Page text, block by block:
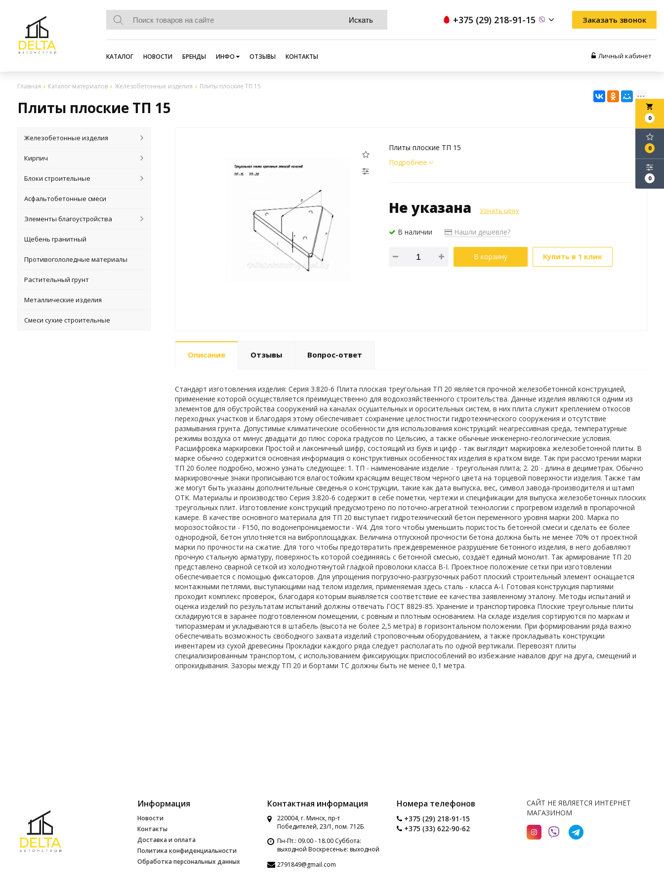
+375 (29) 218-91-15 Заказать звонок
КАТАЛОГ НОВОСТИ БРЕНДЫ ИНФО ОТЗЫВЫ КОНТАКТЫ Личный кабинет
Главная Каталог материалов Железобетонные изделия Плиты плоские ТП 15
Плиты плоские ТП 15 local_grocery_store
0
0
0
Железобетонные изделия
Кирпич
Блоки строительные
Асфальтобетонные смеси
Элементы благоустройства
Щебень гранитный
Противогололедные материалы
Растительный грунт
Металлические изделия
Смеси сухие строительные
Плиты плоские ТП 15
Подробнее
Не указана Узнать цену
В наличии Нашли дешевле?
В корзину Купить в 1 клик
Описание Отзывы Вопрос-ответ
Стандарт изготовления изделия: Серия 3.820-6 Плита плоская треугольная ТП 20 является прочной железобетонной конструкцией,
применение которой осуществляется преимущественно для водохозяйственного строительства. Данные изделия являются одним из
элементов для обустройства сооружений на каналах осушительных и оросительных систем, в них плита служит креплением откосов
переходных участков и благодаря этому обеспечивает сохранение целостности гидротехнического сооружения и отсутствие
размывания грунта. Допустимые климатические особенности для использования конструкций: неагрессивная среда, температурные
режимы воздуха от минус двадцати до плюс сорока градусов по Цельсию, а также обычные инженерно-геологические условия.
Расшифровка маркировки Простой и лаконичный шифр, состоящий из букв и цифр - так выглядит маркировка железобетонной плиты. В
марке обычно содержится основная информация о конструктивных особенностях изделия в кратком виде. Так при рассмотрении марки
ТП 20 более подробно, можно узнать следующее: 1. ТП - наименование изделие - треугольная плита; 2. 20 - длина в дециметрах. Обычно
маркировочные знаки прописываются влагостойким красящим веществом черного цвета на торцевой поверхности изделия. Также там
же могут быть указаны дополнительные сведенья о конструкции, такие как дата выпуска, вес, символ завода-производителя и штамп
ОТК. Материалы и производство Серия 3.820-6 содержит в себе пометки, чертежи и спецификации для выпуска железобетонных плоских
треугольных плит. Изготовление конструкций предусмотрено по поточно-агрегатной технологии с прогревом изделий в пропарочной
камере. В качестве основного материала для ТП 20 выступает гидротехнический бетон переменного уровня марки 200. Марка по
морозостойкости - F150, по водонепроницаемости - W4. Для того чтобы уменьшить пористость бетонной смеси и сделать ее более
однородной, бетон уплотняется на виброплощадках. Величина отпускной прочности бетона должна быть не менее 70% от проектной
марки по прочности на сжатие. Для того чтобы предотвратить преждевременное разрушение бетонного изделия, в него добавляют
прочную стальную арматуру, поверхность которой соединяясь с бетонной смесью, создаёт единый монолит. Так армирование ТП 20
представлено сварной сеткой из холоднотянутой гладкой проволоки класса В-I. Проектное положение сетки при изготовлении
обеспечивается с помощью фиксаторов. Для упрощения погрузочно-разгрузочных работ плоский строительный элемент оснащается
монтажными петлями, выступающими над телом изделия, применяемая здесь сталь - класса А-I. Готовая конструкция партиями
проходит комплекс проверок, благодаря которым выявляется соответствие ее качества заявленному эталону. Методы испытаний и
оценка изделий по результатам испытаний должны отвечать ГОСТ 8829-85. Хранение и транспортировка Плоские треугольные плиты
складируются в заранее подготовленном помещении, с ровным и плотным основанием. На складе изделия сортируются по маркам и
типоразмерам и укладываются в штабель (высота не более 2,5 метра) в горизонтальном положении. При формировании ряда важно
обеспечивать возможность свободного захвата изделий строповочным оборудованием, а также прокладывать конструкции
инвентарем из сухой древесины Прокладки каждого ряда следует располагать по одной вертикали. Перевозят плиты
специализированным транспортом, с использованием фиксирующих приспособлений во избежание навалов друг на друга, смещений и
опрокидывания. Зазоры между ТП 20 и бортами ТС должны быть не менее 0,1 метра.
Информация
Новости
Контакты
Доставка и оплата
Политика конфиденциальности
Обработка персональных данных
Контактная информация
220004, г. Минск, пр-т
Победителей, 23/1, пом. 712Б
Пн-Пт.: 09.00 - 18.00 Суббота:
выходной Воскресенье: выходной
2791849@gmail.com
Номера телефонов
+375 (29) 218-91-15
+375 (33) 622-90-62
САЙТ НЕ ЯВЛЯЕТСЯ ИНТЕРНЕТ
МАГАЗИНОМ